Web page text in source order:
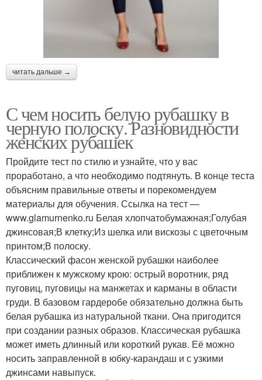
читать дальше →
С чем носить белую рубашку в
черную полоску. Разновидности
женских рубашек
Пройдите тест по стилю и узнайте, что у вас
проработано, а что необходимо подтянуть. В конце теста
объясним правильные ответы и порекомендуем
материалы для обучения. Ссылка на тест —
www.glamurnenko.ru Белая хлопчатобумажная;Голубая
джинсовая;В клетку;Из шелка или вискозы с цветочным
принтом;В полоску.
Классический фасон женской рубашки наиболее
приближен к мужскому крою: острый воротник, ряд
пуговиц, пуговицы на манжетах и карманы в области
груди. В базовом гардеробе обязательно должна быть
белая рубашка из натуральной ткани. Она пригодится
при создании разных образов. Классическая рубашка
может иметь длинный или короткий рукав. Её можно
носить заправленной в юбку-карандаш и с узкими
джинсами навыпуск.